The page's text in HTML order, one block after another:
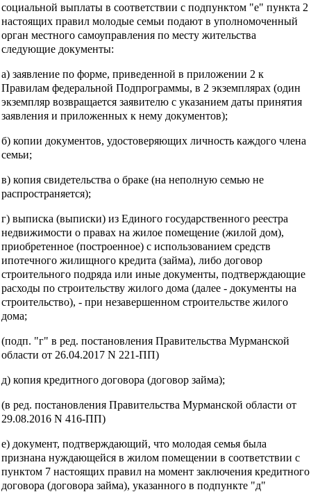
социальной выплаты в соответствии с подпунктом "е" пункта 2
настоящих правил молодые семьи подают в уполномоченный
орган местного самоуправления по месту жительства
следующие документы:
а) заявление по форме, приведенной в приложении 2 к
Правилам федеральной Подпрограммы, в 2 экземплярах (один
экземпляр возвращается заявителю с указанием даты принятия
заявления и приложенных к нему документов);
б) копии документов, удостоверяющих личность каждого члена
семьи;
в) копия свидетельства о браке (на неполную семью не
распространяется);
г) выписка (выписки) из Единого государственного реестра
недвижимости о правах на жилое помещение (жилой дом),
приобретенное (построенное) с использованием средств
ипотечного жилищного кредита (займа), либо договор
строительного подряда или иные документы, подтверждающие
расходы по строительству жилого дома (далее - документы на
строительство), - при незавершенном строительстве жилого
дома;
(подп. "г" в ред. постановления Правительства Мурманской
области от 26.04.2017 N 221-ПП)
д) копия кредитного договора (договор займа);
(в ред. постановления Правительства Мурманской области от
29.08.2016 N 416-ПП)
е) документ, подтверждающий, что молодая семья была
признана нуждающейся в жилом помещении в соответствии с
пунктом 7 настоящих правил на момент заключения кредитного
договора (договора займа), указанного в подпункте "д"